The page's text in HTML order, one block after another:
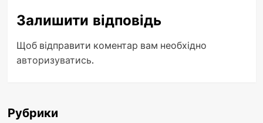
Залишити відповідь
Щоб відправити коментар вам необхідно
авторизуватись.
Рубрики